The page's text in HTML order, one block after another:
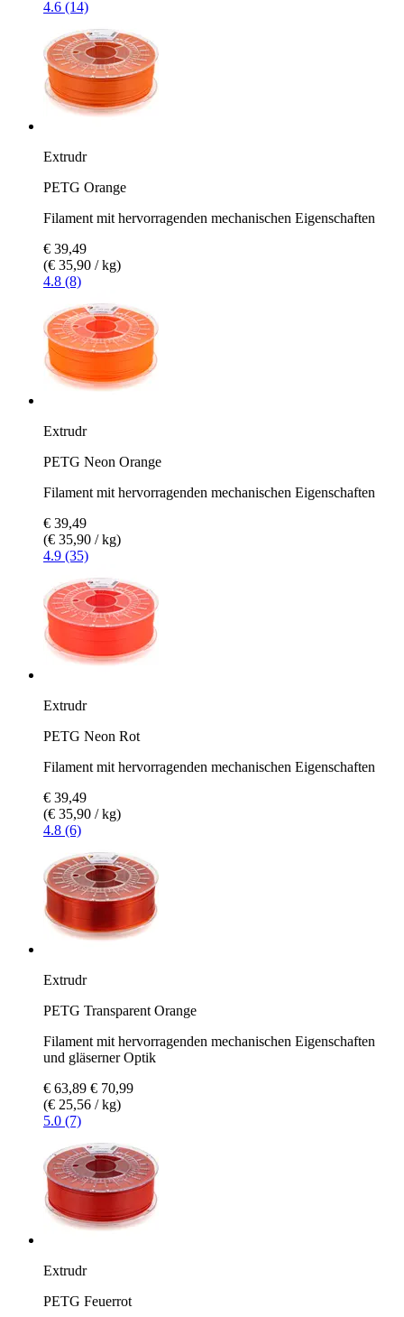
4.6 (14)
Extrudr
PETG Orange
Filament mit hervorragenden mechanischen Eigenschaften
€ 39,49
(€ 35,90 / kg)
4.8 (8)
Extrudr
PETG Neon Orange
Filament mit hervorragenden mechanischen Eigenschaften
€ 39,49
(€ 35,90 / kg)
4.9 (35)
Extrudr
PETG Neon Rot
Filament mit hervorragenden mechanischen Eigenschaften
€ 39,49
(€ 35,90 / kg)
4.8 (6)
Extrudr
PETG Transparent Orange
Filament mit hervorragenden mechanischen Eigenschaften
und gläserner Optik
€ 63,89 € 70,99
(€ 25,56 / kg)
5.0 (7)
Extrudr
PETG Feuerrot